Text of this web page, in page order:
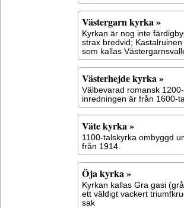
Västergarn kyrka »
Kyrkan är nog inte
strax bredvid;
som kallas
Västerhejde kyrka »
Välbevarad romansk
inredningen är från 1600-
Väte kyrka »
1100-talskyrka ombyggd
från 1914.
Öja kyrka »
Kyrkan kallas Gra gasi
ett väldigt vackert
sak